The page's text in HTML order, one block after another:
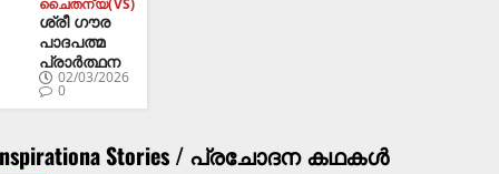
ചൈതന്യ(VS)
ശ്രീ ഗൗര
പാദപത്മ
പ്രാർത്ഥന
02/03/2026
0
Stories / പ്രചോദന കഥകൾ